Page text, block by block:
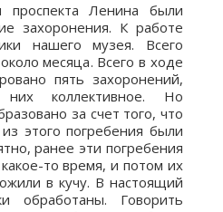
проспекта Ленина были
захоронения. К работе
нашего музея. Всего
месяца. Всего в ходе
пять захоронений,
коллективное. Но
за счет того, что
этого погребения были
ранее эти погребения
то время, и потом их
в кучу. В настоящий
обработаны. Говорить